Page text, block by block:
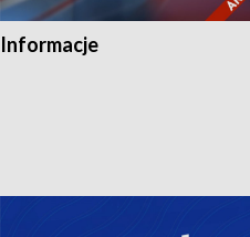
Informacje